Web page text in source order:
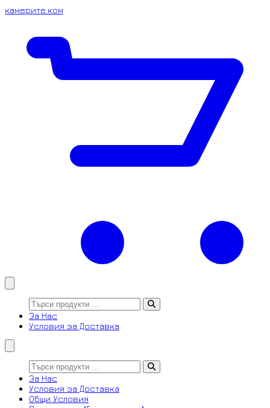
камерите.ком
За Нас
Условия за Доставка
За Нас
Условия за Доставка
Общи Условия